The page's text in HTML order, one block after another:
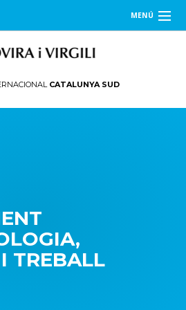
MENÚ
CATALUNYA SUD
TREBALL